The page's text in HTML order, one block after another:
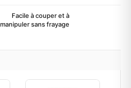
Facile à couper et à
manipuler sans frayage